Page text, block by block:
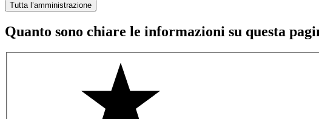
Tutta l’amministrazione
Quanto sono chiare le informazioni su questa